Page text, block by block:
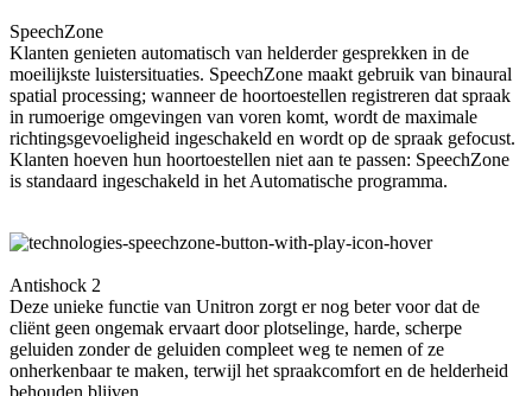
SpeechZone
Klanten genieten automatisch van helderder gesprekken in de
moeilijkste luistersituaties. SpeechZone maakt gebruik van binaural
spatial processing; wanneer de hoortoestellen registreren dat spraak
in rumoerige omgevingen van voren komt, wordt de maximale
richtingsgevoeligheid ingeschakeld en wordt op de spraak gefocust.
Klanten hoeven hun hoortoestellen niet aan te passen: SpeechZone
is standaard ingeschakeld in het Automatische programma.
Antishock 2
Deze unieke functie van Unitron zorgt er nog beter voor dat de
cliënt geen ongemak ervaart door plotselinge, harde, scherpe
geluiden zonder de geluiden compleet weg te nemen of ze
onherkenbaar te maken, terwijl het spraakcomfort en de helderheid